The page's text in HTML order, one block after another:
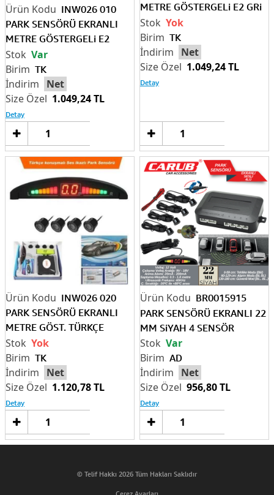
INW026 010
PARK SENSÖRÜ EKRANLI
METRE GÖSTERGELi E2
SiYAH
TK
Net
1.049,24 TL
Var
Detay
Sepete
METRE GÖSTERGELi E2 GRi
SENSÖR
TK
Net
1.049,24 TL
Yok
Detay
INW026 020
PARK SENSÖRÜ EKRANLI
METRE GÖST. TÜRKÇE
KONUSAN E44 SiYAH
SENSÖR
TK
Net
1.120,78 TL
Yok
Detay
Sepete
BR0015915
PARK SENSÖRÜ EKRANLI 22
MM SiYAH 4 SENSÖR
AD
Net
956,80 TL
Var
Detay
© Telif Hakkı 2026 Tüm Hakları Saklıdır